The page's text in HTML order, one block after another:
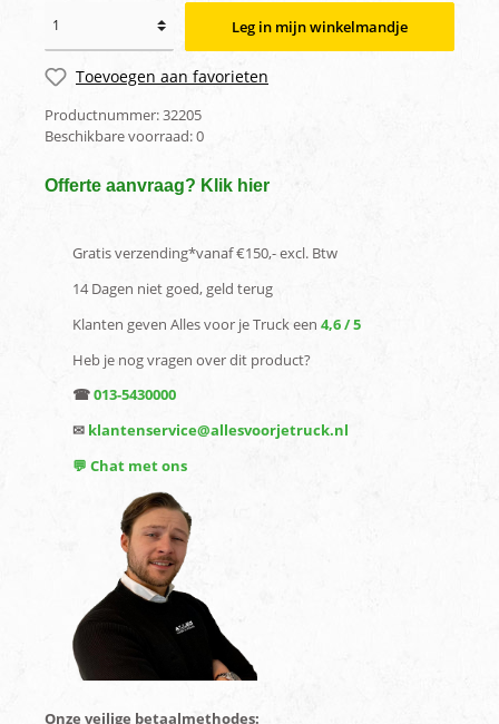
Leg in mijn winkelmandje
Toevoegen aan favorieten
Productnummer:32205
Beschikbare voorraad:0
Offerte aanvraag? Klik hier
Gratis verzending*vanaf €150,- excl. Btw
14 Dagen niet goed, geld terug
Klanten geven Alles voor je Truck een 4,6 / 5
Heb je nog vragen over dit product?
☎013-5430000
✉ klantenservice@allesvoorjetruck.nl
💬 Chat met ons
Onze veilige betaalmethodes: